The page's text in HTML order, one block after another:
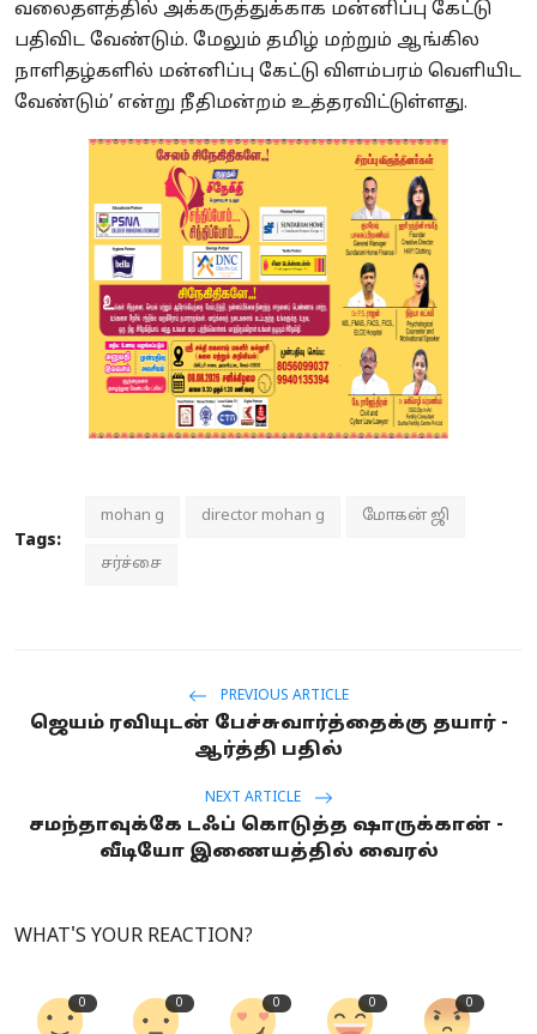
வலைதளத்தில் அக்கருத்துக்காக மன்னிப்பு கேட்டு
பதிவிட வேண்டும். மேலும் தமிழ் மற்றும் ஆங்கில
நாளிதழ்களில் மன்னிப்பு கேட்டு விளம்பரம் வெளியிட
வேண்டும்’ என்று நீதிமன்றம் உத்தரவிட்டுள்ளது.
Tags:
mohan g director mohan g மோகன் ஜி
சர்ச்சை
PREVIOUS ARTICLE
ஜெயம் ரவியுடன் பேச்சுவார்த்தைக்கு தயார் -
ஆர்த்தி பதில்
NEXT ARTICLE
சமந்தாவுக்கே டஃப் கொடுத்த ஷாருக்கான் -
வீடியோ இணையத்தில் வைரல்
WHAT'S YOUR REACTION?
0 0 0 0 0